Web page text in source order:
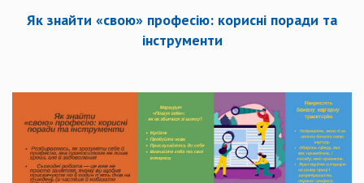
Як знайти «свою» професію: корисні поради та
інструменти